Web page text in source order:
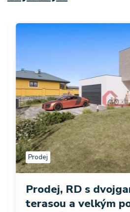
Prodej
Prodej, RD s
terasou a velkým